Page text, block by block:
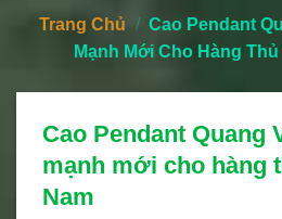
Trang Chủ / Cao Pendant
Mạnh Mới Cho Hàng
Cao Pendant Quang
mạnh mới cho hàng
Nam